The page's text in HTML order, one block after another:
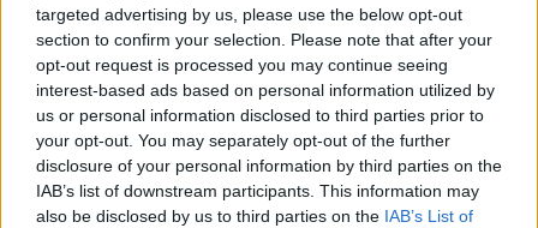
targeted advertising by us, please use the below opt-out
section to confirm your selection. Please note that after your
opt-out request is processed you may continue seeing
interest-based ads based on personal information utilized by
us or personal information disclosed to third parties prior to
your opt-out. You may separately opt-out of the further
disclosure of your personal information by third parties on the
IAB’s list of downstream participants. This information may
also be disclosed by us to third parties on the IAB’s List of
Black Friday 2018 și MAREA ȚEAPĂ DIN
ROMÂNIA. Avem reacția autorităților.
Breaking news social
16 NOIEMBRIE 2018
Preşedintele Autorităţii Naţionale pentru